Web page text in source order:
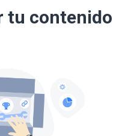
tu contenido